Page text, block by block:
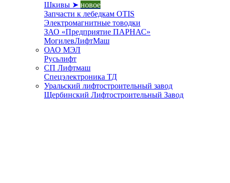
Шкивы ➤ новое
Запчасти к лебедкам OTIS
Электромагнитные товодки
ЗАО «Предприятие ПАРНАС»
МогилевЛифтМаш
ОАО МЭЛ
Русьлифт
СП Лифтмаш
Спецэлектроника ТД
Уральский лифтостроительный завод
Щербинский Лифтостроительный Завод